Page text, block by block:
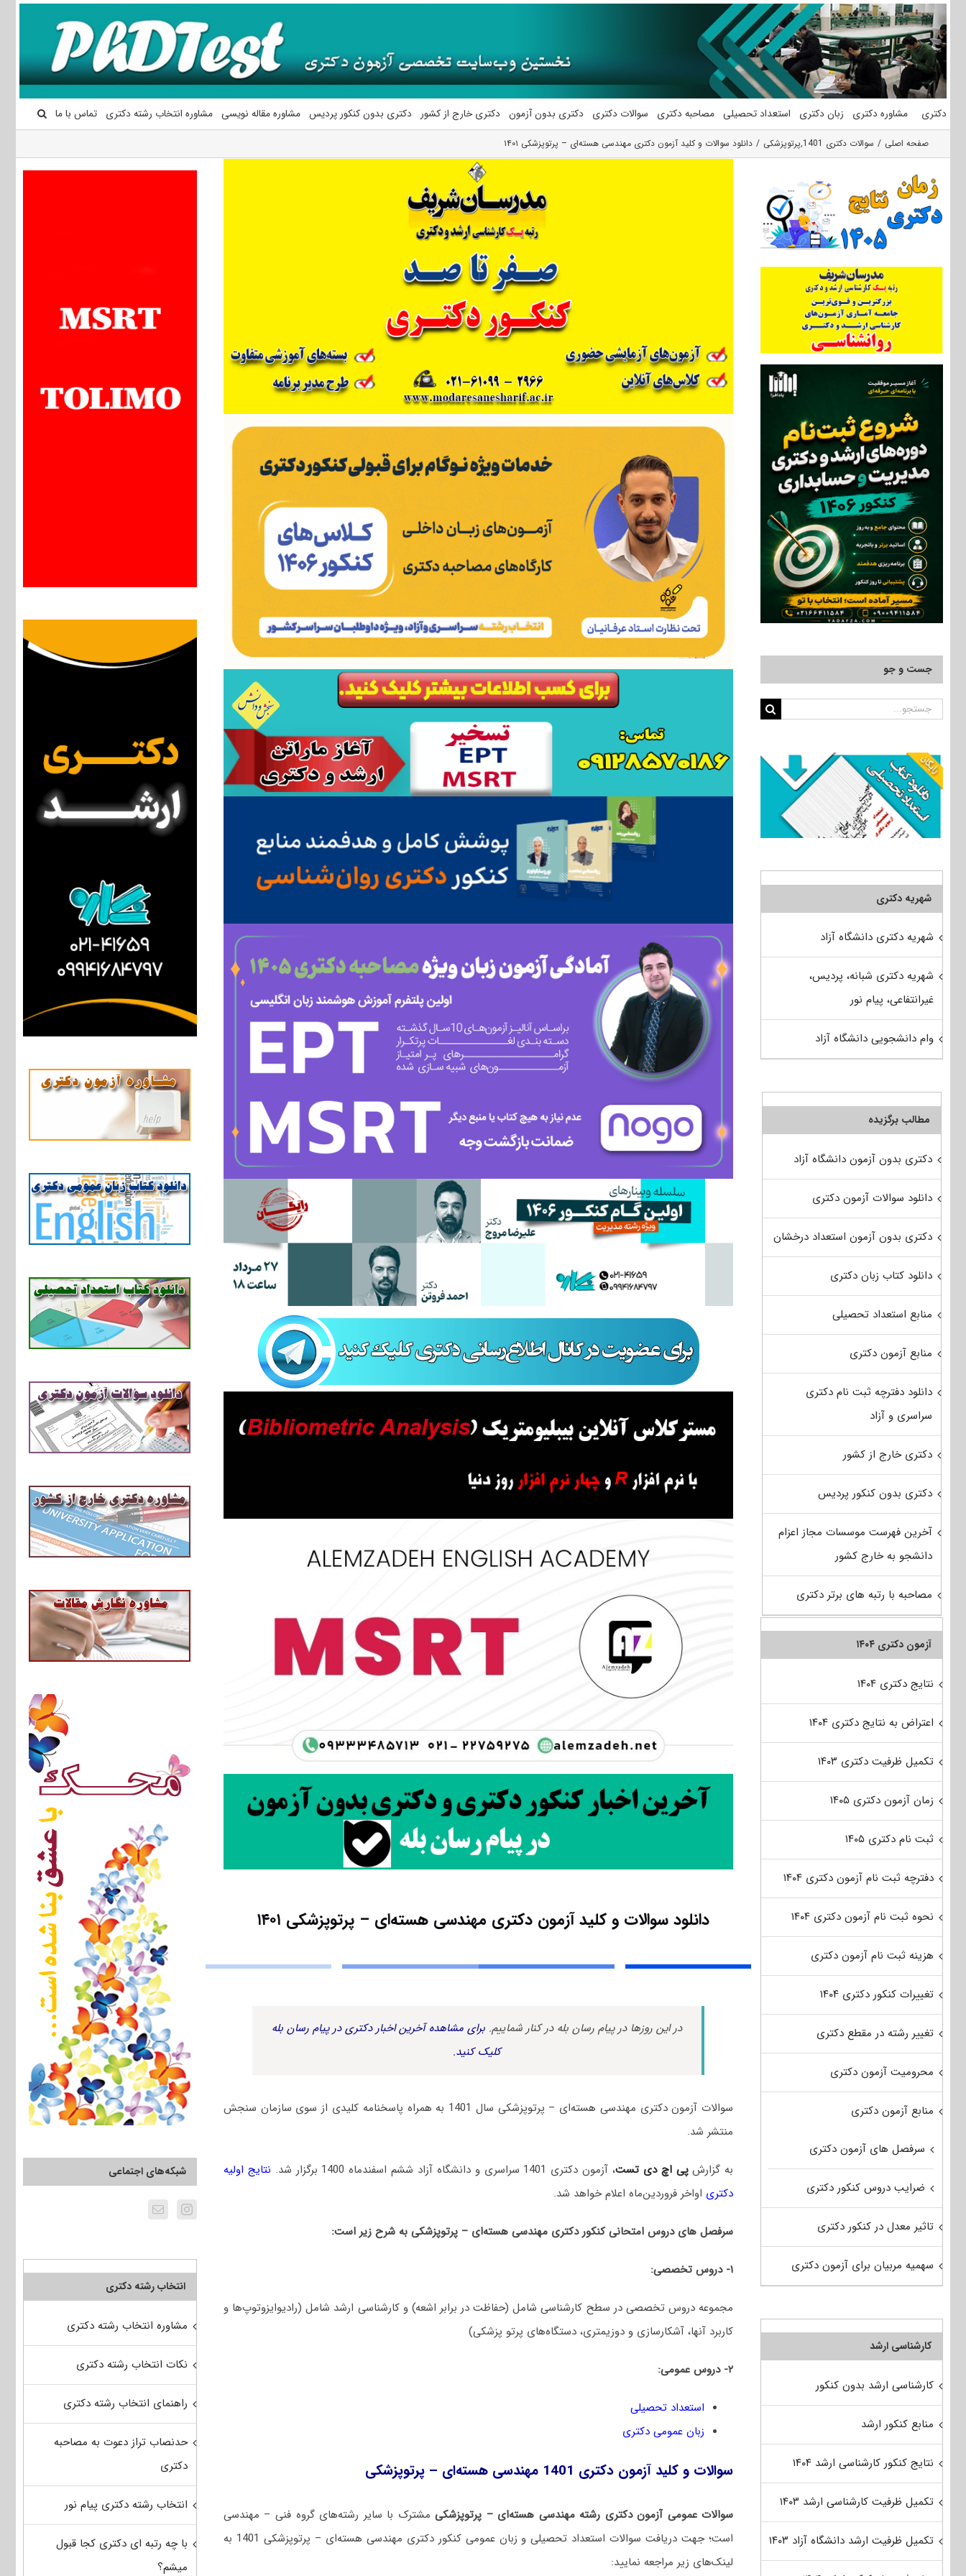
محتوا
دکتری مشاوره دکتری زبان دکتری استعداد تحصیلی مصاحبه دکتری سوالات دکتری دکتری بدون آزمون دکتری خارج از کشور دکتری بدون کنکور پردیس مشاوره مقاله نویسی مشاوره انتخاب رشته دکتری تماس با ما
صفحه اصلی سوالات دکتری 1401 ,پرتوپزشکی دانلود سوالات و کلید آزمون دکتری مهندسی هسته‌ای – پرتوپزشکی ۱۴۰۱
دانلود سوالات و کلید آزمون دکتری مهندسی هسته‌ای – پرتوپزشکی ۱۴۰۱
در این روزها در پیام رسان بله در کنار شماییم. برای مشاهده آخرین اخبار دکتری در پیام رسان بله
کلیک کنید.
سوالات آزمون دکتری مهندسی هسته‌ای – پرتوپزشکی سال 1401 به همراه پاسخنامه کلیدی از سوی سازمان سنجش
منتشر شد.
به گزارشپی اچ دی تست، آزمون دکتری 1401 سراسری و دانشگاه آزاد ششم اسفندماه 1400 برگزار شد.
نتایج اولیه
دکتری اواخر فروردین‌ماه اعلام خواهد شد.
سرفصل های دروس امتحانی کنکور دکتری مهندسی هسته‌ای – پرتوپزشکی به شرح زیر است:
۱- دروس تخصصی:
مجموعه دروس تخصصی در سطح کارشناسی شامل (حفاظت در برابر اشعه) و کارشناسی ارشد شامل (رادیوایزوتوپ‌ها و
کاربرد آنها، آشکارسازی و دوزیمتری، دستگاه‌های پرتو پزشکی)
۲- دروس عمومی:
استعداد تحصیلی
زبان عمومی دکتری
سوالات و کلید آزمون دکتری 1401 مهندسی هسته‌ای – پرتوپزشکی
سوالات عمومی آزمون دکتری رشته مهندسی هسته‌ای – پرتوپزشکیمشترک با سایر رشته‌های گروه فنی – مهندسی
است؛ جهت دریافت سوالات استعداد تحصیلی و زبان عمومی کنکور دکتری مهندسی هسته‌ای – پرتوپزشکی 1401 به
لینک‌های زیر مراجعه نمایید:
شبکه‌های اجتماعی
انتخاب رشته دکتری
مشاوره انتخاب رشته دکتری
نکات انتخاب رشته دکتری
راهنمای انتخاب رشته دکتری
حدنصاب تراز دعوت به مصاحبه
دکتری
انتخاب رشته دکتری پیام نور
با چه رتبه ای دکتری کجا قبول
میشم؟
جست و جو
جستجو
شهریه دکتری
شهریه دکتری دانشگاه آزاد
شهریه دکتری شبانه، پردیس،
غیرانتفاعی، پیام نور
وام دانشجویی دانشگاه آزاد
مطالب برگزیده
دکتری بدون آزمون دانشگاه آزاد
دانلود سوالات آزمون دکتری
دکتری بدون آزمون استعداد درخشان
دانلود کتاب زبان دکتری
منابع استعداد تحصیلی
منابع آزمون دکتری
دانلود دفترچه ثبت نام دکتری
سراسری و آزاد
دکتری خارج از کشور
دکتری بدون کنکور پردیس
آخرین فهرست موسسات مجاز اعزام
دانشجو به خارج کشور
مصاحبه با رتبه های برتر دکتری
آزمون دکتری ۱۴۰۴
نتایج دکتری ۱۴۰۴
اعتراض به نتایج دکتری ۱۴۰۴
تکمیل ظرفیت دکتری ۱۴۰۳
زمان آزمون دکتری ۱۴۰۵
ثبت نام دکتری ۱۴۰۵
دفترچه ثبت نام آزمون دکتری ۱۴۰۴
نحوه ثبت نام آزمون دکتری ۱۴۰۴
هزینه ثبت نام آزمون دکتری
تغییرات کنکور دکتری ۱۴۰۴
تغییر رشته در مقطع دکتری
محرومیت آزمون دکتری
منابع آزمون دکتری
سرفصل های آزمون دکتری
ضرایب دروس کنکور دکتری
تاثیر معدل در کنکور دکتری
سهمیه مربیان برای آزمون دکتری
کارشناسی ارشد
کارشناسی ارشد بدون کنکور
منابع کنکور ارشد
نتایج کنکور کارشناسی ارشد ۱۴۰۴
تکمیل ظرفیت کارشناسی ارشد ۱۴۰۳
تکمیل ظرفیت ارشد دانشگاه آزاد ۱۴۰۳